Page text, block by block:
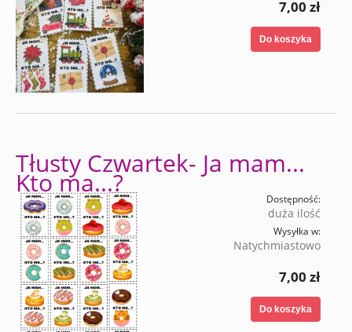
7,00 zł
Do koszyka
Tłusty Czwartek- Ja mam...
Kto ma...?
Dostępność:
duża ilość
Wysyłka w:
Natychmiastowo
7,00 zł
Do koszyka